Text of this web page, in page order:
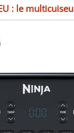
: le